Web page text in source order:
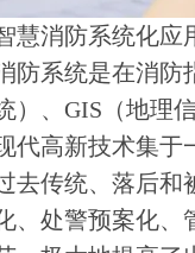
慧消防系统化应
防系统是在消防
）、GIS（地理
代高新技术集于
去传统、落后和
、处警预案化、